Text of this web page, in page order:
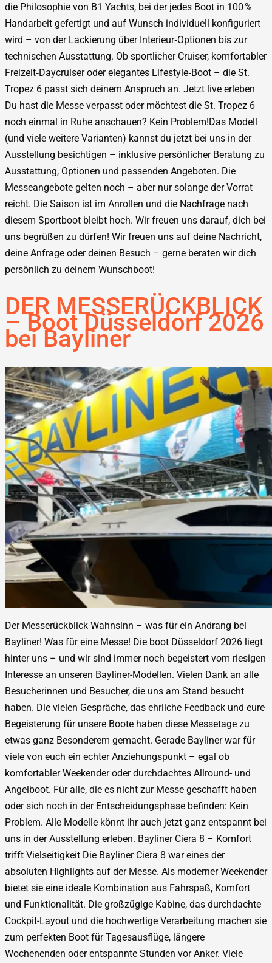
die Philosophie von B1 Yachts, bei der jedes Boot in 100 %
Handarbeit gefertigt und auf Wunsch individuell konfiguriert
wird – von der Lackierung über Interieur‑Optionen bis zur
technischen Ausstattung. Ob sportlicher Cruiser, komfortabler
Freizeit‑Daycruiser oder elegantes Lifestyle‑Boot – die St.
Tropez 6 passt sich deinem Anspruch an. Jetzt live erleben
Du hast die Messe verpasst oder möchtest die St. Tropez 6
noch einmal in Ruhe anschauen? Kein Problem!Das Modell
(und viele weitere Varianten) kannst du jetzt bei uns in der
Ausstellung besichtigen – inklusive persönlicher Beratung zu
Ausstattung, Optionen und passenden Angeboten. Die
Messeangebote gelten noch – aber nur solange der Vorrat
reicht. Die Saison ist im Anrollen und die Nachfrage nach
diesem Sportboot bleibt hoch. Wir freuen uns darauf, dich bei
uns begrüßen zu dürfen! Wir freuen uns auf deine Nachricht,
deine Anfrage oder deinen Besuch – gerne beraten wir dich
persönlich zu deinem Wunschboot!
DER MESSERÜCKBLICK
– Boot Düsseldorf 2026
bei Bayliner
Der Messerückblick Wahnsinn – was für ein Andrang bei
Bayliner! Was für eine Messe! Die boot Düsseldorf 2026 liegt
hinter uns – und wir sind immer noch begeistert vom riesigen
Interesse an unseren Bayliner-Modellen. Vielen Dank an alle
Besucherinnen und Besucher, die uns am Stand besucht
haben. Die vielen Gespräche, das ehrliche Feedback und eure
Begeisterung für unsere Boote haben diese Messetage zu
etwas ganz Besonderem gemacht. Gerade Bayliner war für
viele von euch ein echter Anziehungspunkt – egal ob
komfortabler Weekender oder durchdachtes Allround- und
Angelboot. Für alle, die es nicht zur Messe geschafft haben
oder sich noch in der Entscheidungsphase befinden: Kein
Problem. Alle Modelle könnt ihr auch jetzt ganz entspannt bei
uns in der Ausstellung erleben. Bayliner Ciera 8 – Komfort
trifft Vielseitigkeit Die Bayliner Ciera 8 war eines der
absoluten Highlights auf der Messe. Als moderner Weekender
bietet sie eine ideale Kombination aus Fahrspaß, Komfort
und Funktionalität. Die großzügige Kabine, das durchdachte
Cockpit-Layout und die hochwertige Verarbeitung machen sie
zum perfekten Boot für Tagesausflüge, längere
Wochenenden oder entspannte Stunden vor Anker. Viele